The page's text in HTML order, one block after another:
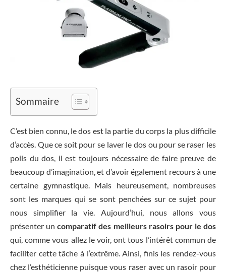
Sommaire
C’est bien connu, le dos est la partie du corps la plus difficile
d’accès. Que ce soit pour se laver le dos ou pour se raser les
poils du dos, il est toujours nécessaire de faire preuve de
beaucoup d’imagination, et d’avoir également recours à une
certaine gymnastique. Mais heureusement, nombreuses
sont les marques qui se sont penchées sur ce sujet pour
nous simplifier la vie. Aujourd’hui, nous allons vous
présenter uncomparatif des meilleurs rasoirs pour le dos
qui, comme vous allez le voir, ont tous l’intérêt commun de
faciliter cette tâche à l’extrême. Ainsi, finis les rendez-vous
chez l’esthéticienne puisque vous raser avec un rasoir pour